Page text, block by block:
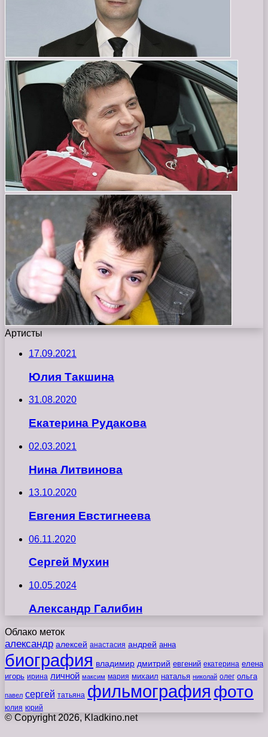
Артисты
17.09.2021
Юлия Такшина
31.08.2020
Екатерина Рудакова
02.03.2021
Нина Литвинова
13.10.2020
Евгения Евстигнеева
06.11.2020
Сергей Мухин
10.05.2024
Александр Галибин
Облако меток
александр алексей анастасия андрей анна
биография владимир дмитрий евгений екатерина елена
игорь ирина личной максим мария михаил наталья николай олег ольга
павел сергей татьяна фильмография фото
юлия юрий
© Copyright 2026, Kladkino.net